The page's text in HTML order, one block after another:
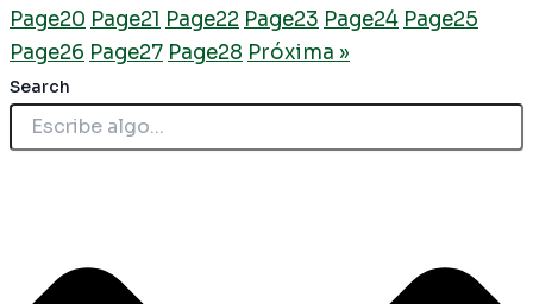
Page20 Page21 Page22 Page23 Page24 Page25
Page26 Page27 Page28 Próxima »
Search